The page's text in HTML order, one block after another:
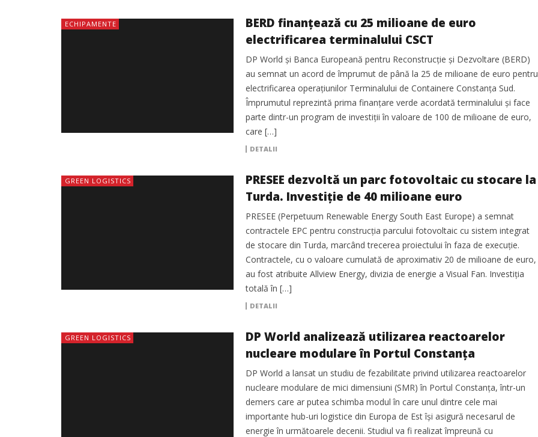
ECHIPAMENTE
BERD finanțează cu 25 milioane de euro
electrificarea terminalului CSCT
DP World și Banca Europeană pentru Reconstrucție și Dezvoltare (BERD)
au semnat un acord de împrumut de până la 25 de milioane de euro pentru
electrificarea operațiunilor Terminalului de Containere Constanța Sud.
Împrumutul reprezintă prima finanțare verde acordată terminalului și face
parte dintr-un program de investiții în valoare de 100 de milioane de euro,
care […]
DETALII
GREEN LOGISTICS
PRESEE dezvoltă un parc fotovoltaic cu stocare la
Turda. Investiție de 40 milioane euro
PRESEE (Perpetuum Renewable Energy South East Europe) a semnat
contractele EPC pentru construcția parcului fotovoltaic cu sistem integrat
de stocare din Turda, marcând trecerea proiectului în faza de execuție.
Contractele, cu o valoare cumulată de aproximativ 20 de milioane de euro,
au fost atribuite Allview Energy, divizia de energie a Visual Fan. Investiția
totală în […]
DETALII
GREEN LOGISTICS
DP World analizează utilizarea reactoarelor
nucleare modulare în Portul Constanța
DP World a lansat un studiu de fezabilitate privind utilizarea reactoarelor
nucleare modulare de mici dimensiuni (SMR) în Portul Constanța, într-un
demers care ar putea schimba modul în care unul dintre cele mai
importante hub-uri logistice din Europa de Est își asigură necesarul de
energie în următoarele decenii. Studiul va fi realizat împreună cu